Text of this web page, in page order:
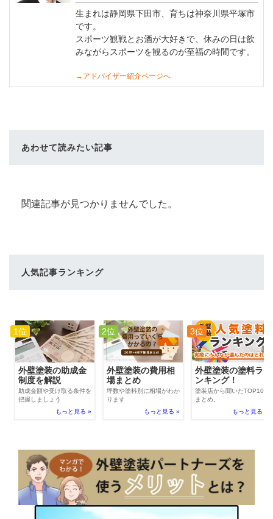
生まれは静岡県下田市、育ちは神奈川県平塚市
です。
スポーツ観戦とお酒が大好きで、休みの日は飲
みながらスポーツを観るのが至福の時間です。
→アドバイザー紹介ページへ
あわせて読みたい記事
関連記事が見つかりませんでした。
人気記事ランキング
1位
外壁塗装の助成金
制度を解説
助成金額や受け取る条件を
把握しましょう
もっと見る »
2位
外壁塗装の費用相
場まとめ
坪数や塗料別に相場がわか
ります
もっと見る »
3位
外壁塗装の塗料ラ
ンキング！
塗装店から聞いたTOP100
まとめ。
もっと見る »